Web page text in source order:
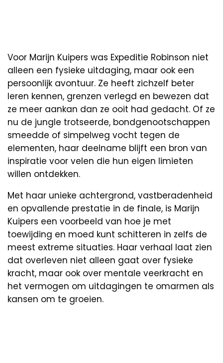
Voor Marijn Kuipers was Expeditie Robinson niet
alleen een fysieke uitdaging, maar ook een
persoonlijk avontuur. Ze heeft zichzelf beter
leren kennen, grenzen verlegd en bewezen dat
ze meer aankan dan ze ooit had gedacht. Of ze
nu de jungle trotseerde, bondgenootschappen
smeedde of simpelweg vocht tegen de
elementen, haar deelname blijft een bron van
inspiratie voor velen die hun eigen limieten
willen ontdekken.
Met haar unieke achtergrond, vastberadenheid
en opvallende prestatie in de finale, is Marijn
Kuipers een voorbeeld van hoe je met
toewijding en moed kunt schitteren in zelfs de
meest extreme situaties. Haar verhaal laat zien
dat overleven niet alleen gaat over fysieke
kracht, maar ook over mentale veerkracht en
het vermogen om uitdagingen te omarmen als
kansen om te groeien.